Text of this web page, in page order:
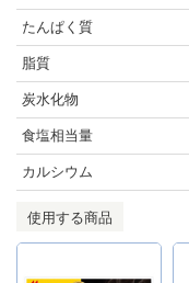
たんぱく質
脂質
炭水化物
食塩相当量
カルシウム
使用する商品